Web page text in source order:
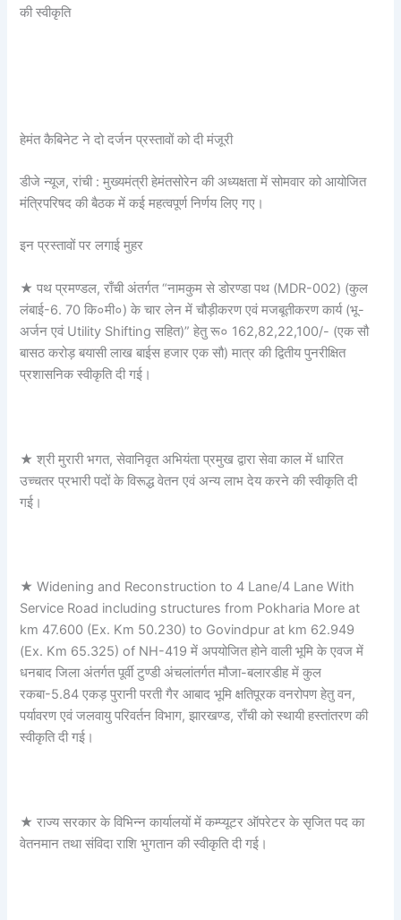
की स्वीकृति
हेमंत कैबिनेट ने दो दर्जन प्रस्तावों को दी मंजूरी
डीजे न्यूज, रांची : मुख्यमंत्री हेमंतसोरेन की अध्यक्षता में सोमवार को आयोजित
मंत्रिपरिषद की बैठक में कई महत्वपूर्ण निर्णय लिए गए।
इन प्रस्तावों पर लगाई मुहर
★ पथ प्रमण्डल, राँची अंतर्गत “नामकुम से डोरण्डा पथ (MDR-002) (कुल
लंबाई-6. 70 कि०मी०) के चार लेन में चौड़ीकरण एवं मजबूतीकरण कार्य (भू-
अर्जन एवं Utility Shifting सहित)” हेतु रू० 162,82,22,100/- (एक सौ
बासठ करोड़ बयासी लाख बाईस हजार एक सौ) मात्र की द्वितीय पुनरीक्षित
प्रशासनिक स्वीकृति दी गई।
★ श्री मुरारी भगत, सेवानिवृत अभियंता प्रमुख द्वारा सेवा काल में धारित
उच्चतर प्रभारी पदों के विरूद्ध वेतन एवं अन्य लाभ देय करने की स्वीकृति दी
गई।
★ Widening and Reconstruction to 4 Lane/4 Lane With
Service Road including structures from Pokharia More at
km 47.600 (Ex. Km 50.230) to Govindpur at km 62.949
(Ex. Km 65.325) of NH-419 में अपयोजित होने वाली भूमि के एवज में
धनबाद जिला अंतर्गत पूर्वी टुण्डी अंचलांतर्गत मौजा-बलारडीह में कुल
रकबा-5.84 एकड़ पुरानी परती गैर आबाद भूमि क्षतिपूरक वनरोपण हेतु वन,
पर्यावरण एवं जलवायु परिवर्तन विभाग, झारखण्ड, राँची को स्थायी हस्तांतरण की
स्वीकृति दी गई।
★ राज्य सरकार के विभिन्न कार्यालयों में कम्प्यूटर ऑपरेटर के सृजित पद का
वेतनमान तथा संविदा राशि भुगतान की स्वीकृति दी गई।